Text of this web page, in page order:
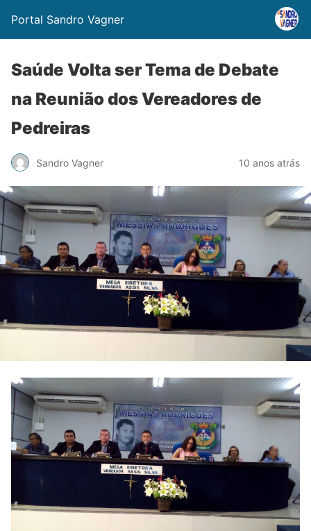
Portal Sandro Vagner
Saúde Volta ser Tema de Debate
na Reunião dos Vereadores de
Pedreiras
Sandro Vagner 10 anos atrás